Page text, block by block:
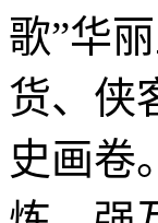
歌”华
货、侠
史画卷